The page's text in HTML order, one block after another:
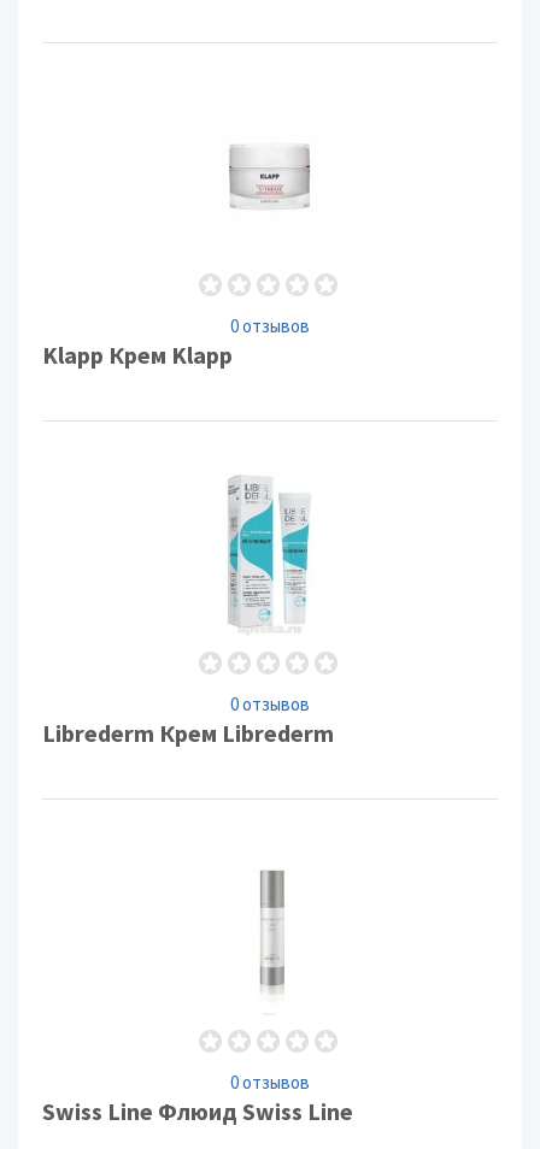
0 отзывов
Klapp Крем Klapp
0 отзывов
Librederm Крем Librederm
0 отзывов
Swiss Line Флюид Swiss Line